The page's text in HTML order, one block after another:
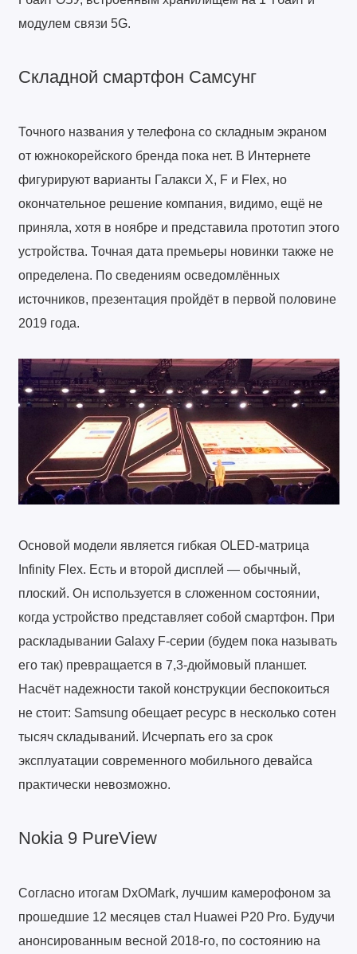
модулем связи 5G.
Складной смартфон Самсунг
Точного названия у телефона со складным экраном
от южнокорейского бренда пока нет. В Интернете
фигурируют варианты Галакси X, F и Flex, но
окончательное решение компания, видимо, ещё не
приняла, хотя в ноябре и представила прототип этого
устройства. Точная дата премьеры новинки также не
определена. По сведениям осведомлённых
источников, презентация пройдёт в первой половине
2019 года.
Основой модели является гибкая OLED-матрица
Infinity Flex. Есть и второй дисплей — обычный,
плоский. Он используется в сложенном состоянии,
когда устройство представляет собой смартфон. При
раскладывании Galaxy F-серии (будем пока называть
его так) превращается в 7,3-дюймовый планшет.
Насчёт надежности такой конструкции беспокоиться
не стоит: Samsung обещает ресурс в несколько сотен
тысяч складываний. Исчерпать его за срок
эксплуатации современного мобильного девайса
практически невозможно.
Nokia 9 PureView
Согласно итогам DxOMark, лучшим камерофоном за
прошедшие 12 месяцев стал Huawei P20 Pro. Будучи
анонсированным весной 2018-го, по состоянию на